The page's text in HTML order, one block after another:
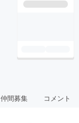
仲間募集 コメント